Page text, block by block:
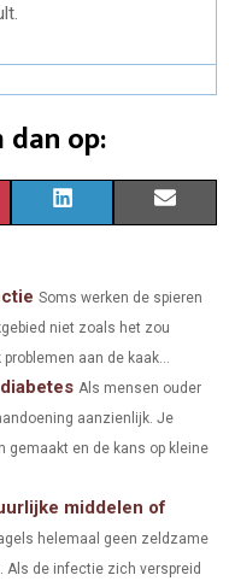
op:
R
O
K
D
N
Soms werken de spieren
niet zoals het zou
aan de kaak...
Als mensen ouder
aanzienlijk. Je
gemaakt en de kans op kleine
middelen of
helemaal geen zeldzame
Als de infectie zich verspreid